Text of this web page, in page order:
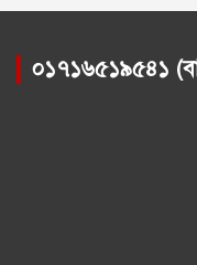
০১৭১৬৫১৯৫৪১